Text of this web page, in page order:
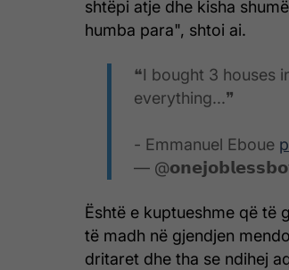
shtëpi atje dhe kisha
humba para", shtoi ai.
❝I bought 3 houses
everything...❞
- Emmanuel Eboue
—
Është e kuptueshme që të
të madh në gjendjen
dritaret dhe tha se ndihej